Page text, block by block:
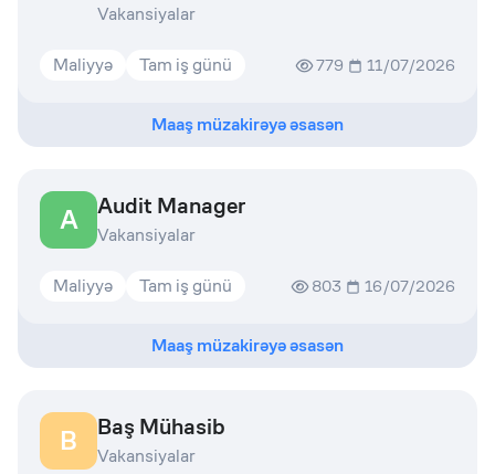
qiymətləndirilməsi sektoru
Vakansiyalar
Maliyyə Tam iş günü 779 11/07/2026
Maaş müzakirəyə əsasən
A Audit Manager
Vakansiyalar
Maliyyə Tam iş günü 803 16/07/2026
Maaş müzakirəyə əsasən
B Baş Mühasib
Vakansiyalar